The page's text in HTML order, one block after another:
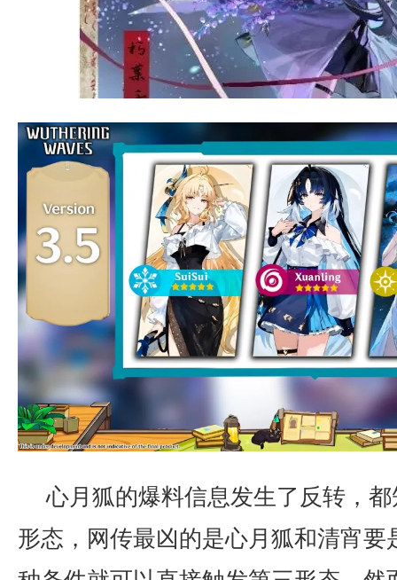
心月狐的爆料信息发生了反转，
形态，网传最凶的是心月狐和清宵要